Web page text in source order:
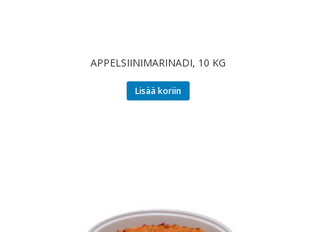
APPELSIINIMARINADI, 10 KG
Lisää koriin